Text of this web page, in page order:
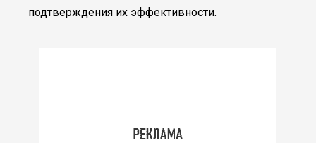
подтверждения их эффективности.